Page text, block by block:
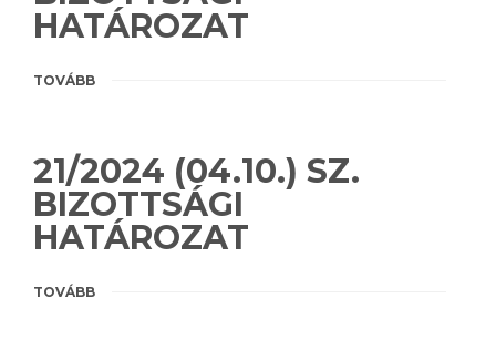
HATÁROZAT
TOVÁBB
21/2024 (04.10.) SZ.
BIZOTTSÁGI
HATÁROZAT
TOVÁBB